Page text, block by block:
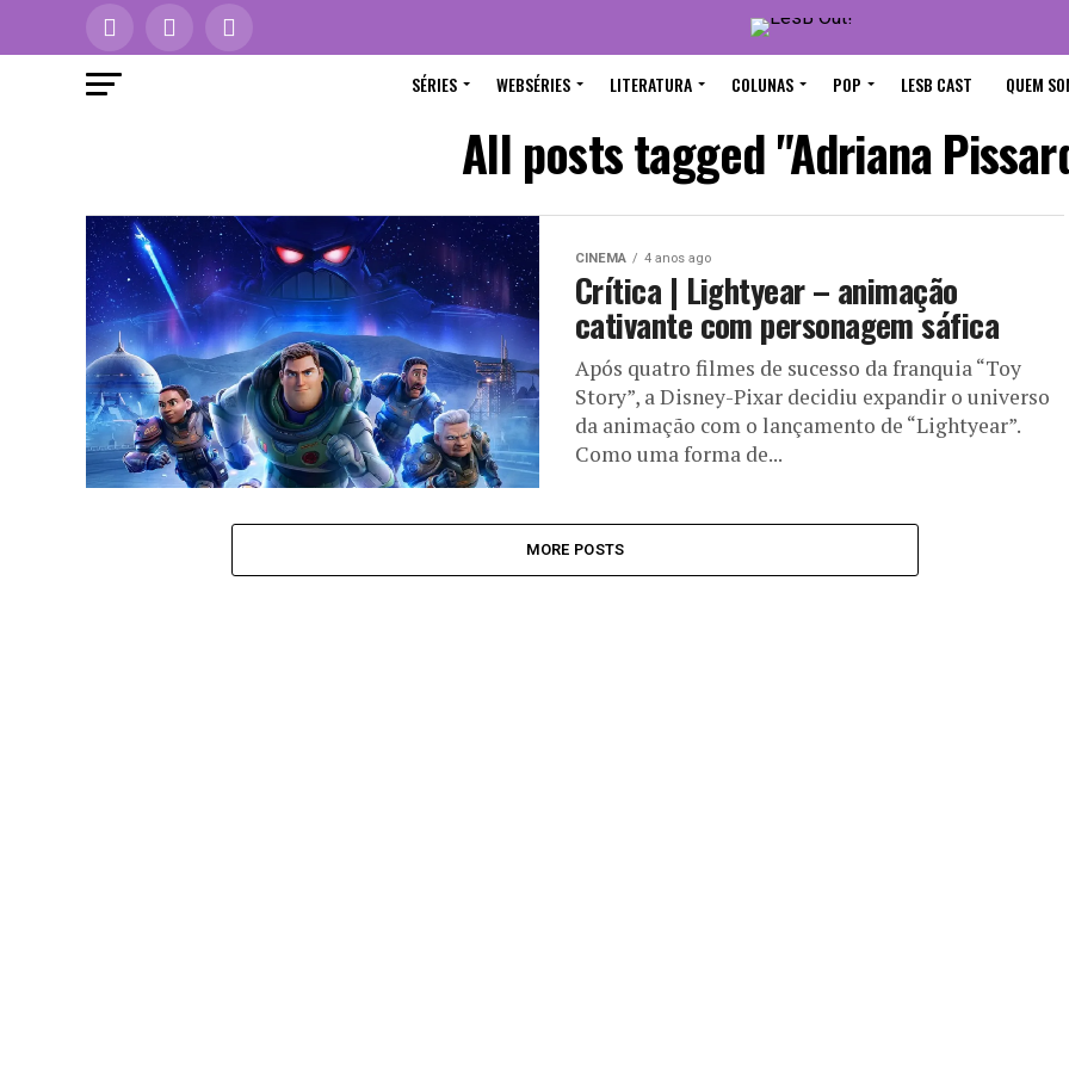
SÉRIES WEBSÉRIES LITERATURA COLUNAS POP LESB CAST QUEM
All posts tagged "Adriana
CINEMA 4 anos ago
Crítica | Lightyear – animação
cativante com personagem sáfica
Após quatro filmes de sucesso da franquia “Toy
Story”, a Disney-Pixar decidiu expandir o universo
da animação com o lançamento de “Lightyear”.
Como uma forma de...
MORE POSTS